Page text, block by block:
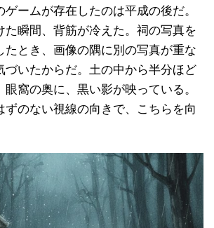
ームが存在したのは平成の後だ。
た瞬間、背筋が冷えた。祠の写真を
たとき、画像の隅に別の写真が重な
づいたからだ。土の中から半分ほど
窩の奥に、黒い影が映っている。
ずのない視線の向きで、こちらを向